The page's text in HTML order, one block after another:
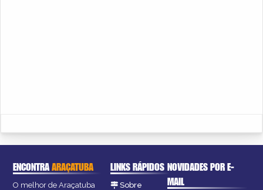
ENCONTRAARAÇATUBA
O melhor de Araçatuba
LINKS RÁPIDOS
Sobre
NOVIDADES POR E-
MAIL